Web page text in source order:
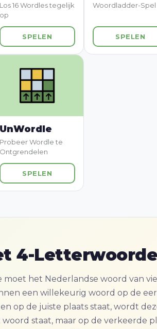
Los 16 Wordles tegelijk
op
SPELEN
Woordladder-Spel
SPELEN
UnWordle
Probeer Wordle te
Ontgrendelen
SPELEN
4-
moet het Nederlandse woord van
een willekeurig woord op de
op de juiste plaats staat, wordt
staat, maar op de verkeerde